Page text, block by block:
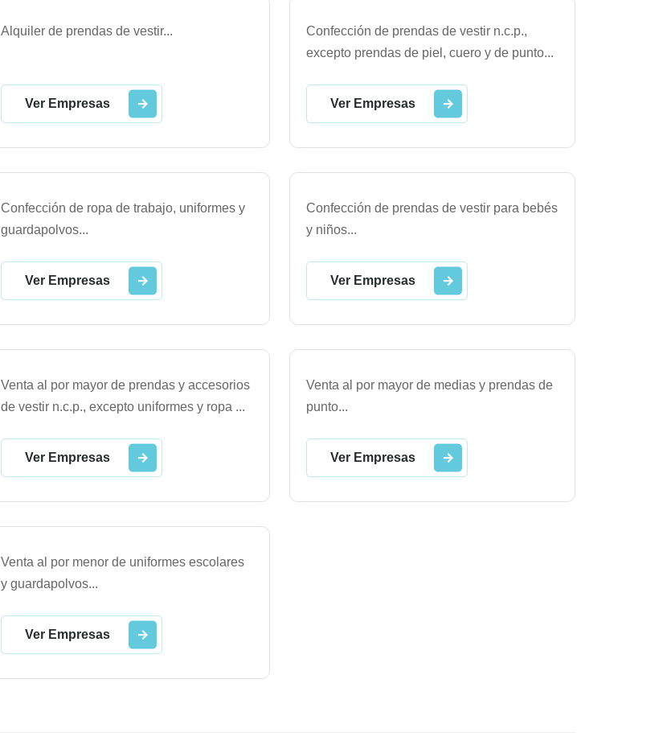
Alquiler de prendas de vestir...
Ver Empresas
Confección de prendas de vestir n.c.p.,
excepto prendas de piel, cuero y de punto...
Ver Empresas
Confección de ropa de trabajo, uniformes y
guardapolvos...
Ver Empresas
Confección de prendas de vestir para bebés
y niños...
Ver Empresas
Venta al por mayor de prendas y accesorios
de vestir n.c.p., excepto uniformes y ropa ...
Ver Empresas
Venta al por mayor de medias y prendas de
punto...
Ver Empresas
Venta al por menor de uniformes escolares
y guardapolvos...
Ver Empresas